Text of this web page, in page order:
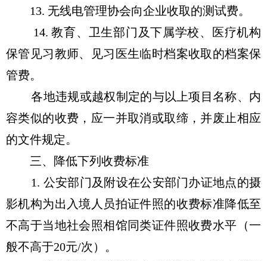
13. 无线电管理协会向企业收取的测试费。
14. 教育、卫生部门及下属学校、医疗机构
保管见习教师、见习医生临时档案收取的档案保
管费。
各地违规或越权制定的与以上项目名称、内
容类似的收费，应一并取消或取缔，并废止相应
的文件规定。
三、降低下列收费标准
1. 公安部门及附设在公安部门办证地点的摄
影机构为出入境人员拍证件照的收费标准降低至
不高于当地社会照相馆同类证件照收费水平（一
般不高于20元/次）。